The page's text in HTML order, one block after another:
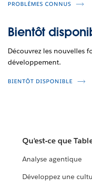
PROBLÈMES CONNUS
Bientôt
Découvrez les nouvelles
développement.
BIENTÔT DISPONIBLE
Qu'est-ce que
Analyse agentique
Développez une